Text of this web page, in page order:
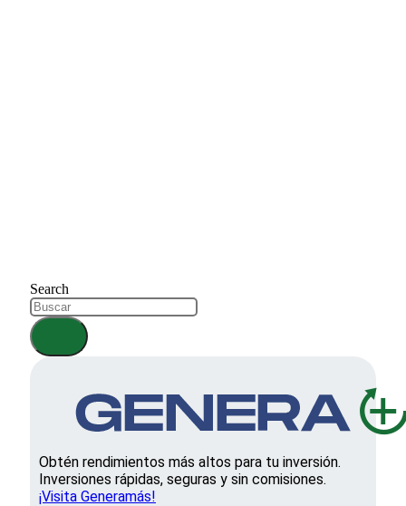
Search
Obtén rendimientos más altos para tu inversión.
Inversiones rápidas, seguras y sin comisiones.
¡Visita Generamás!